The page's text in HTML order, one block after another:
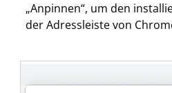
„Anpinnen“, um den
der Adressleiste von